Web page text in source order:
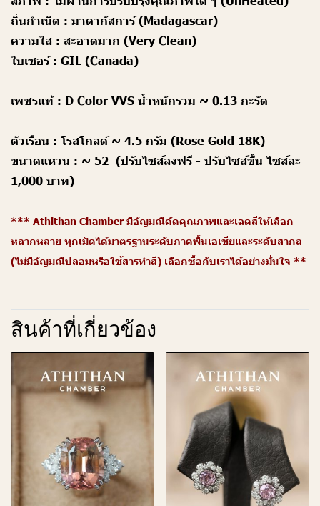
ถิ่นกำเนิด : มาดากัสการ์ (Madagascar)
ความใส : สะอาดมาก (Very Clean)
ใบเซอร์ : GIL (Canada)
เพชรแท้ : D Color VVS น้ำหนักรวม ~ 0.13 กะรัต
ตัวเรือน : โรสโกลด์ ~ 4.5 กรัม (Rose Gold 18K)
ขนาดแหวน : ~ 52 (ปรับไซส์ลงฟรี - ปรับไซส์ขึ้น ไซส์ละ
1,000 บาท)
*** Athithan Chamber มีอัญมณีคัดคุณภาพและเฉดสีให้เลือก
หลากหลาย ทุกเม็ดได้มาตรฐานระดับภาคพื้นเอเชียและระดับสากล
(ไม่มีอัญมณีปลอมหรือใช้สารทำสี) เลือกซื้อกับเราได้อย่างมั่นใจ **
สินค้าที่เกี่ยวข้อง